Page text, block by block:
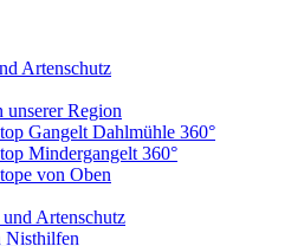
Artenschutz
unserer Region
Gangelt Dahlmühle 360°
Mindergangelt 360°
von Oben
Artenschutz
Nisthilfen